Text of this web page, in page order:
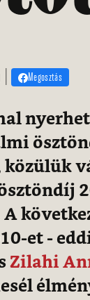
Megosztás
et -
Zilahi